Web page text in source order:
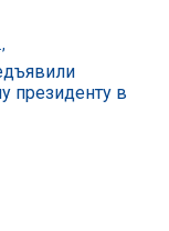
президенту в